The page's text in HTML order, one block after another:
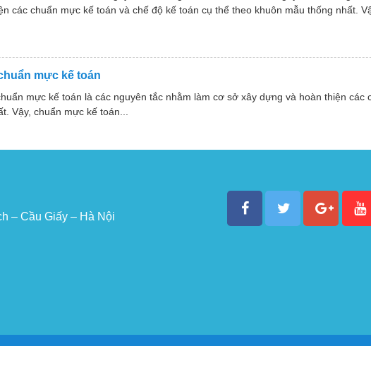
các chuẩn mực kế toán và chế độ kế toán cụ thể theo khuôn mẫu thống nhất.
mực kế toán
mực kế toán là các nguyên tắc nhằm làm cơ sở xây dựng và hoàn thiện các
Vậy, chuẩn mực kế toán...
– Cầu Giấy – Hà Nội